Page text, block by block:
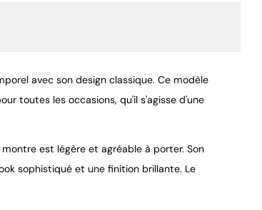
avec son design classique. Ce modèle
toutes les occasions, qu'il s'agisse d'une
est légère et agréable à porter. Son
sophistiqué et une finition brillante. Le